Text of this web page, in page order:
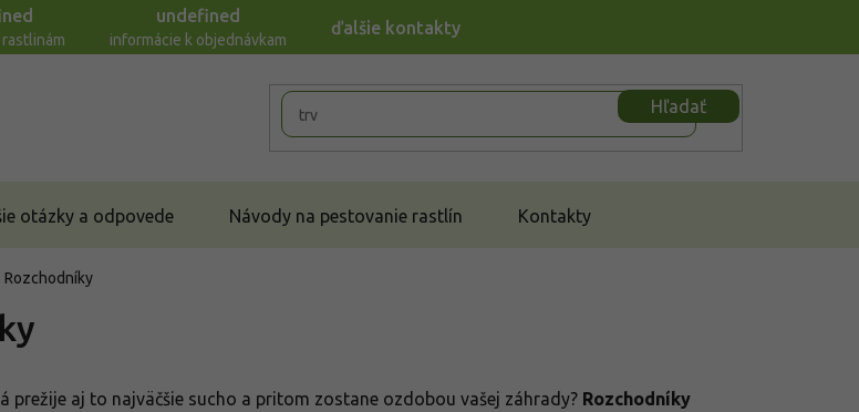
undefined
informácie k objednávkam
ďalšie kontakty
Hľadať
otázky a odpovede Návody na pestovanie rastlín Kontakty
Rozchodníky
prežije aj to najväčšie sucho a pritom zostane ozdobou vašej záhrady? Rozchodníky